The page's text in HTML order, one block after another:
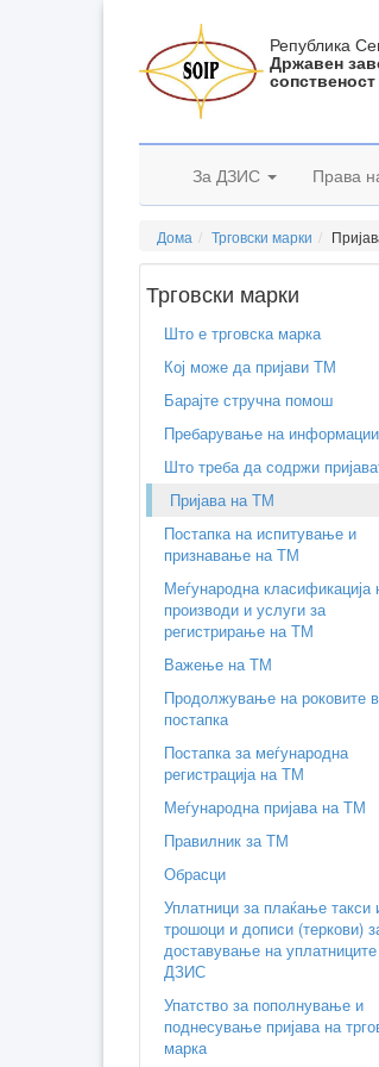
Република
Државен
сопственост
За ДЗИС Права
Дома Трговски марки
Трговски марки
Што е трговска марка
Кој може да пријави ТМ
Барајте стручна помош
Пребарување на информации
Што треба да содржи
Пријава на ТМ
Постапка на испитување и
признавање на ТМ
Меѓународна класификација
производи и услуги за
регистрирање на ТМ
Важење на ТМ
Продолжување на роковите
постапка
Постапка за меѓународна
регистрација на ТМ
Меѓународна пријава на ТМ
Правилник за ТМ
Обрасци
Уплатници за плаќање такси
трошоци и дописи (теркови)
доставување на
ДЗИС
Упатство за пополнување и
поднесување пријава на
марка